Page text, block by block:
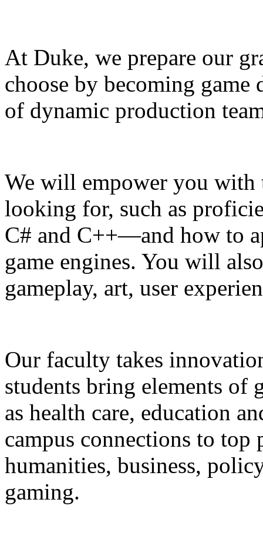
At Duke, we prepare our
choose by becoming game
of dynamic production
We will empower you with
looking for, such as
C# and C++—and how to
game engines. You will
gameplay, art, user
Our faculty takes
students bring elements of
as health care, education
campus connections to
humanities, business,
gaming.